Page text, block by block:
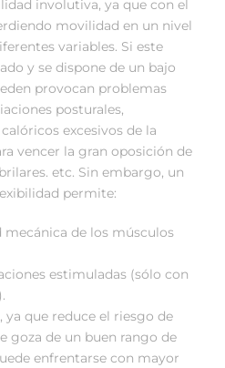
involutiva, ya que con el
movilidad en un nivel
variables. Si este
y se dispone de un bajo
provocan problemas
posturales,
excesivos de la
vencer la gran oposición de
etc. Sin embargo, un
permite:
mecánica de los músculos
estimuladas (sólo con
ya que reduce el riesgo de
goza de un buen rango de
enfrentarse con mayor